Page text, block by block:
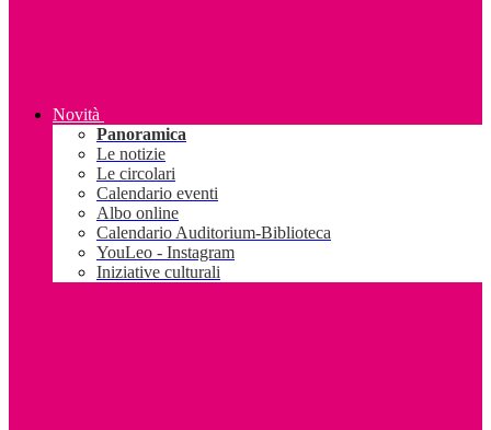
Novità
Panoramica
Le notizie
Le circolari
Calendario eventi
Albo online
Calendario Auditorium-Biblioteca
YouLeo - Instagram
Iniziative culturali